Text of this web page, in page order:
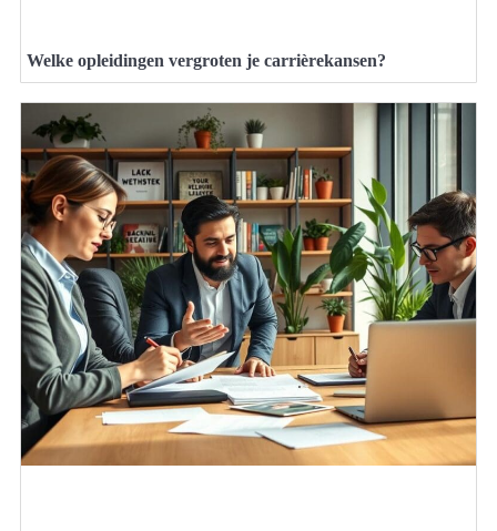
Welke opleidingen vergroten je carrièrekansen?